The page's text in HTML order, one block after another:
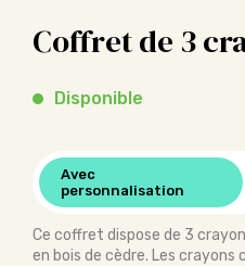
Coffret de 3
Disponible
Avec
personnalisation
Ce coffret dispose de 3
en bois de cèdre. Les